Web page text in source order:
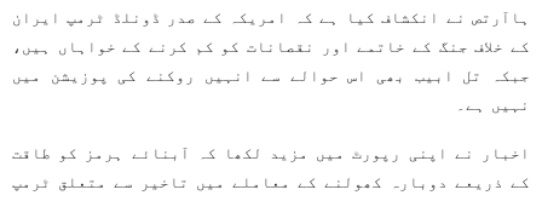
ہاآرتص نے انکشاف کیا ہے کہ امریکہ کے صدر ڈونلڈ ٹرمپ ایران
کے خلاف جنگ کے خاتمے اور نقصانات کو کم کرنے کے خواہاں ہیں،
جبکہ تل ابیب بھی اس حوالے سے انہیں روکنے کی پوزیشن میں
نہیں ہے۔
اخبار نے اپنی رپورٹ میں مزید لکھا کہ آبنائے ہرمز کو طاقت
کے ذریعے دوبارہ کھولنے کے معاملے میں تاخیر سے متعلق ٹرمپ